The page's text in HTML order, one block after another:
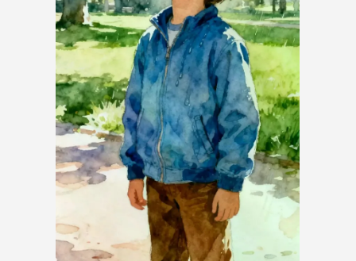
템플릿
아바타 영상
AI 영상
AI 사진
다른 도구
See All Templates